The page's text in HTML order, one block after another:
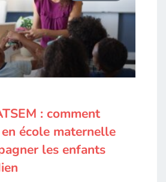
: comment
école maternelle
les enfants